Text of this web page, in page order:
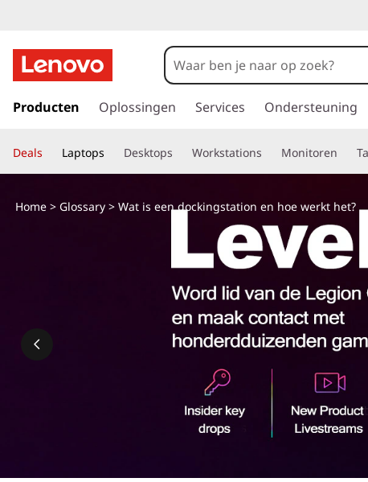
a
a
r
e
Producten Oplossingen Services Ondersteuning
Deals Laptops Desktops Workstations Monitoren
Home> Glossary> Wat is een dockingstation en hoe werkt het?